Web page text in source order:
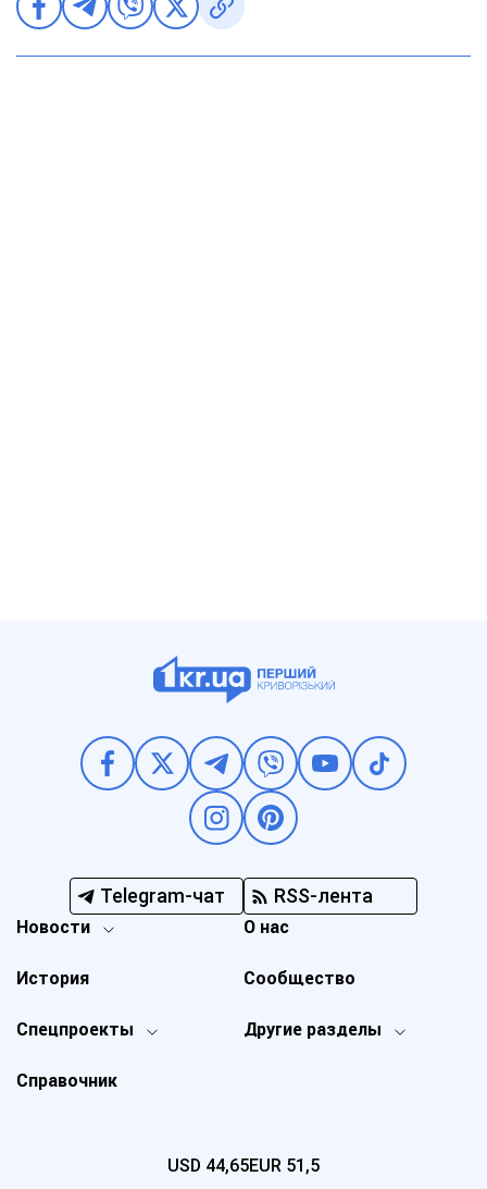
Telegram-чат RSS-лента
Новости
Спецпроекты Другие разделы
История
О нас
Справочник
Сообщество
USD 44,65EUR 51,5